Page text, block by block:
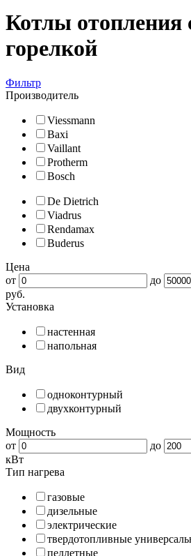
Котлы отопления
горелкой
Фильтр
Производитель
Viessmann
Baxi
Vaillant
Protherm
Bosch
De Dietrich
Viadrus
Rendamax
Buderus
Цена
от
до
руб.
Установка
настенная
напольная
Вид
одноконтурный
двухконтурный
Мощность
от
до
кВт
Тип нагрева
газовые
дизельные
электрические
твердотопливные
пеллетные